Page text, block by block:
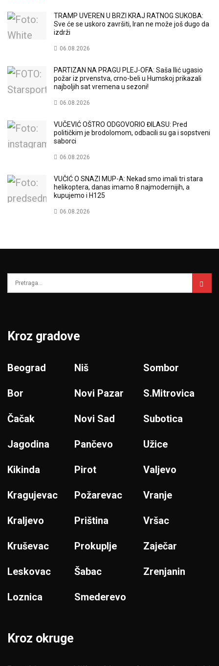
TRAMP UVEREN U BRZI KRAJ RATNOG SUKOBA:
Sve će se uskoro završiti, Iran ne može još dugo da
izdrži
06.08.2026
PARTIZAN NA PRAGU PLEJ-OFA: Saša Ilić ugasio
požar iz prvenstva, crno-beli u Humskoj prikazali
najboljih sat vremena u sezoni!
06.08.2026
VUČEVIĆ OŠTRO ODGOVORIO ĐILASU: Pred
političkim je brodolomom, odbacili su ga i sopstveni
saborci
06.08.2026
VUČIĆ O SNAZI MUP-A: Nekad smo imali tri stara
helikoptera, danas imamo 8 najmodernijih, a
kupujemo i H125
06.08.2026
Kroz gradove
Beograd
Bor
Čačak
Jagodina
Kikinda
Kragujevac
Kraljevo
Kruševac
Leskovac
Loznica
Niš
Novi Pazar
Novi Sad
Pančevo
Pirot
Požarevac
Priština
Prokuplje
Šabac
Smederevo
Sombor
S.Mitrovica
Subotica
Užice
Valjevo
Vranje
Vršac
Zaječar
Zrenjanin
Kroz okruge